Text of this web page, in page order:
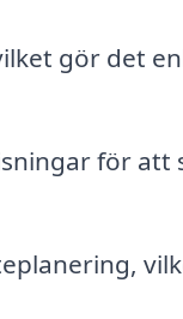
gör det
för att